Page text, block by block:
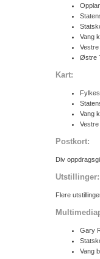
Vang
Østre
Kart:
Vang
Postkort:
Div
Utstillinger:
Flere
Gary
Vang